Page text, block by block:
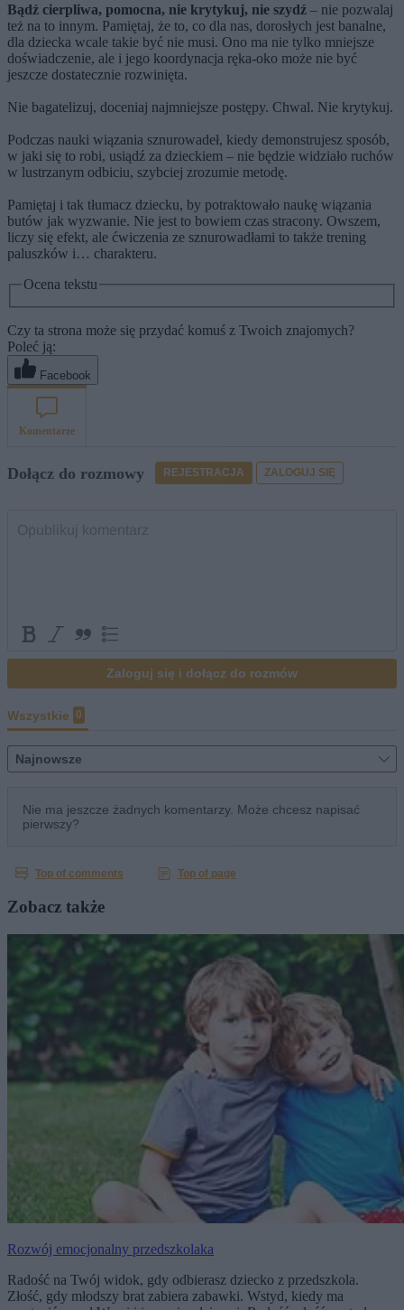
Bądź cierpliwa, pomocna, nie krytykuj, nie szydź – nie pozwalaj
też na to innym. Pamiętaj, że to, co dla nas, dorosłych jest banalne,
dla dziecka wcale takie być nie musi. Ono ma nie tylko mniejsze
doświadczenie, ale i jego koordynacja ręka-oko może nie być
jeszcze dostatecznie rozwinięta.
Nie bagatelizuj, doceniaj najmniejsze postępy. Chwal. Nie krytykuj.
Podczas nauki wiązania sznurowadeł, kiedy demonstrujesz sposób,
w jaki się to robi, usiądź za dzieckiem – nie będzie widziało ruchów
w lustrzanym odbiciu, szybciej zrozumie metodę.
Pamiętaj i tak tłumacz dziecku, by potraktowało naukę wiązania
butów jak wyzwanie. Nie jest to bowiem czas stracony. Owszem,
liczy się efekt, ale ćwiczenia ze sznurowadłami to także trening
paluszków i… charakteru.
Ocena tekstu
Czy ta strona może się przydać komuś z Twoich znajomych?
Poleć ją:
Facebook
Zobacz także
Rozwój emocjonalny przedszkolaka
Radość na Twój widok, gdy odbierasz dziecko z przedszkola.
Złość, gdy młodszy brat zabiera zabawki. Wstyd, kiedy ma